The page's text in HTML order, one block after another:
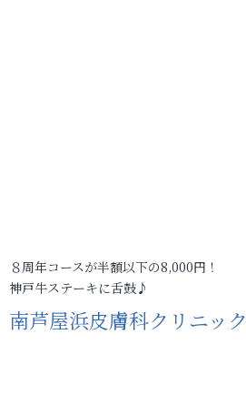
８周年コースが半額以下の8,000円！
神戸牛ステーキに舌鼓♪
南芦屋浜皮膚科クリニック